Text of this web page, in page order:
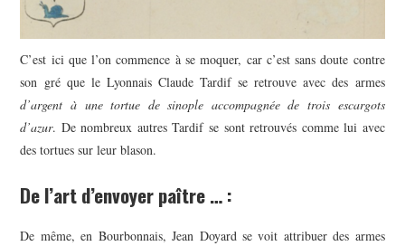
C’est ici que l’on commence à se moquer, car c’est sans doute contre
son gré que le Lyonnais Claude Tardif se retrouve avec des armes
d’argent à une tortue de sinople accompagnée de trois escargots
d’azur. De nombreux autres Tardif se sont retrouvés comme lui avec
des tortues sur leur blason.
De l’art d’envoyer paître … :
De même, en Bourbonnais, Jean Doyard se voit attribuer des armes